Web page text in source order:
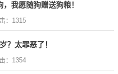
我愿随狗赠送狗粮！
：1315
？太罪恶了！
：1354